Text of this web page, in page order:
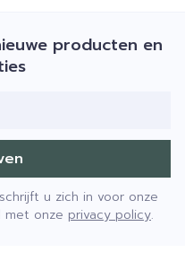
producten en
u zich in voor onze
met onze privacy policy.